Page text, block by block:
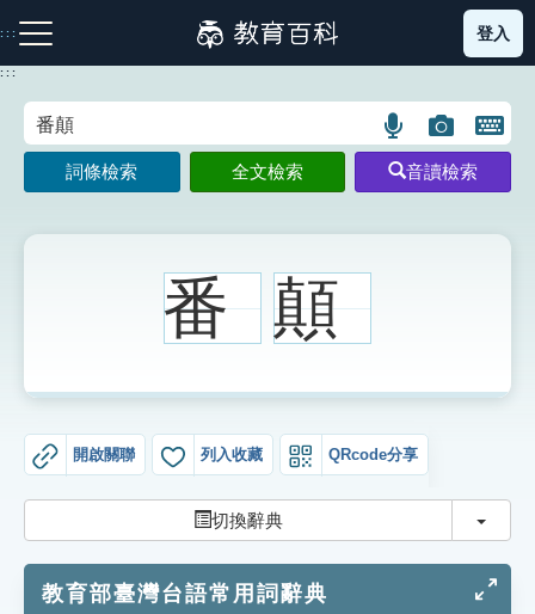
到
主
:::
注音索引圖示 筆畫索引圖示 部首索引表圖示
生字詞彙表
知識索引
登入
:::
語
言
搜
圖
片
搜
開
鍵
圖
詞條檢索 全文檢索 音讀檢索
番 顛
開啟關聯 列入收藏 QRcode分享
切換辭典 切換
教育部臺灣台語常用詞辭典